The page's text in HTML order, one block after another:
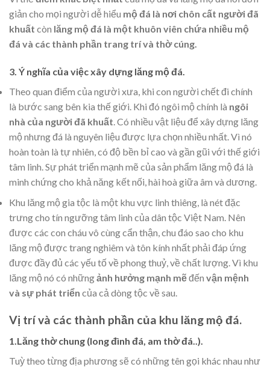
giản cho mọi người dễ hiểu mộ đá là nơi chôn cất người đã
khuất còn lăng mộ đá là một khuôn viên chứa nhiều mộ
đá và các thành phần trang trí và thờ cúng.
3. Ý nghĩa của việc xây dựng lăng mộ đá.
Theo quan điểm của người xưa, khi con người chết đi chính
là bước sang bên kia thế giới. Khi đó ngôi mộ chính là ngôi
nhà của người đã khuất . Có nhiều vật liệu để xây dựng lăng
mộ nhưng đá là nguyên liệu được lựa chọn nhiều nhất. Vì nó
hoàn toàn là tự nhiên, có độ bền bỉ cao và gần gũi với thế giới
tâm linh. Sự phát triển mạnh mẽ của sản phẩm lăng mộ đá là
minh chứng cho khả năng kết nối, hài hoà giữa âm và dương.
Khu lăng mộ gia tộc là một khu vực linh thiêng, là nét đặc
trưng cho tín ngưỡng tâm linh của dân tộc Việt Nam. Nên
được các con cháu vô cùng cẩn thận, chu đáo sao cho khu
lăng mộ được trang nghiêm và tôn kính nhất phải đáp ứng
được đầy đủ các yếu tố về phong thuỷ, về chất lượng. Vì khu
lăng mộ nó có nhữngảnh hưởng mạnh mẽđến vận mệnh
và sự phát triển của cả dòng tộc về sau.
Vị trí và các thành phần của khu lăng mộ đá.
1.Lăng thờ chung (long đình đá, am thờ đá..).
Tuỳ theo từng địa phương sẽ có những tên gọi khác nhau như